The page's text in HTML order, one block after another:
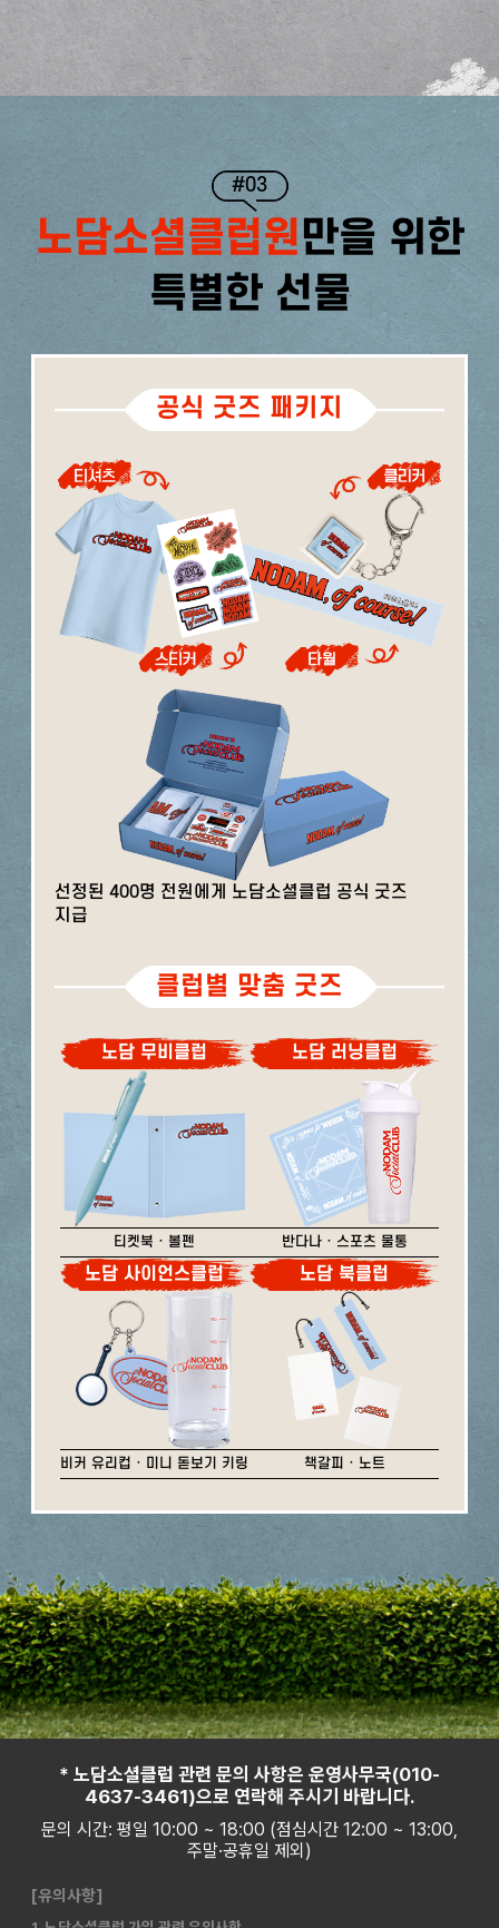
#03
노담소셜클럽원만을 위한
특별한 선물
공식 굿즈 패키지
선정된 400명 전원에게 노담소셜클럽 공식 굿즈
지급
클럽별 맞춤 굿즈
노담 무비클럽
티켓북 · 볼펜
노담 러닝클럽
반다나 · 스포츠 물통
노담 사이언스클럽
비커 유리컵 · 미니 돋보기 키링
노담 북클럽
책갈피 · 노트
* 노담소셜클럽 관련 문의 사항은 운영사무국(010-
4637-3461)으로 연락해 주시기 바랍니다.
문의 시간: 평일 10:00 ~ 18:00 (점심시간 12:00 ~ 13:00,
주말·공휴일 제외)
[유의사항]